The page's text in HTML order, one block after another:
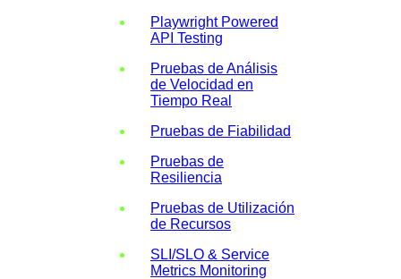
Playwright Powered
API Testing
Pruebas de Análisis
de Velocidad en
Tiempo Real
Pruebas de Fiabilidad
Pruebas de
Resiliencia
Pruebas de Utilización
de Recursos
SLI/SLO & Service
Metrics Monitoring